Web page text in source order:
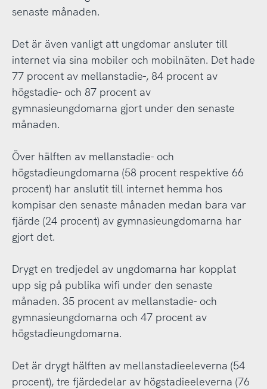
senaste månaden.
Det är även vanligt att ungdomar ansluter till
internet via sina mobiler och mobilnäten. Det hade
77 procent av mellanstadie-, 84 procent av
högstadie- och 87 procent av
gymnasieungdomarna gjort under den senaste
månaden.
Över hälften av mellanstadie- och
högstadieungdomarna (58 procent respektive 66
procent) har anslutit till internet hemma hos
kompisar den senaste månaden medan bara var
fjärde (24 procent) av gymnasieungdomarna har
gjort det.
Drygt en tredjedel av ungdomarna har kopplat
upp sig på publika wifi under den senaste
månaden. 35 procent av mellanstadie- och
gymnasieungdomarna och 47 procent av
högstadieungdomarna.
Det är drygt hälften av mellanstadieeleverna (54
procent), tre fjärdedelar av högstadieeleverna (76